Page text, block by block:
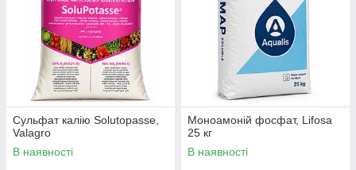
Сульфат калію Solutopasse,
Valagro
В наявності
Моноамоній фосфат, Lifosa
25 кг
В наявності